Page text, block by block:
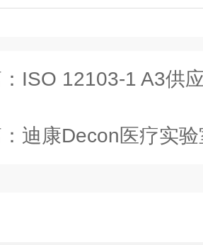
ISO 12103-1 A3供应美国
迪康Decon医疗实验室